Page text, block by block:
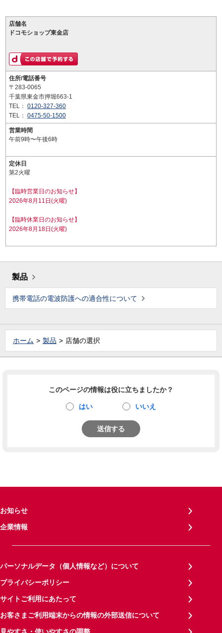
店舗名
ドコモショップ東金店
住所/電話番号
〒283-0065
千葉県東金市押堀663-1
TEL： 0120-327-360
TEL： 0475-50-1500
営業時間
午前9時〜午後6時
定休日
第2火曜
【臨時営業日のお知らせ】
2026年8月11日(火曜)
【臨時休業日のお知らせ】
2026年8月18日(火曜)
製品
携帯電話の電波防護への適合性について
ホーム 製品 店舗の選択
このページの情報は役に立ちましたか？
はい いいえ
送信する
お知らせ
企業情報
パーソナルデータ（個人情報など）について
プライバシーポリシー
サイトご利用にあたって
お客さまご利用端末からの情報の外部送信について